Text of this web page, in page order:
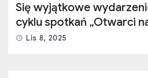
Się wyjątkowe
cyklu spotkań „Otwarci
Lis 8, 2025